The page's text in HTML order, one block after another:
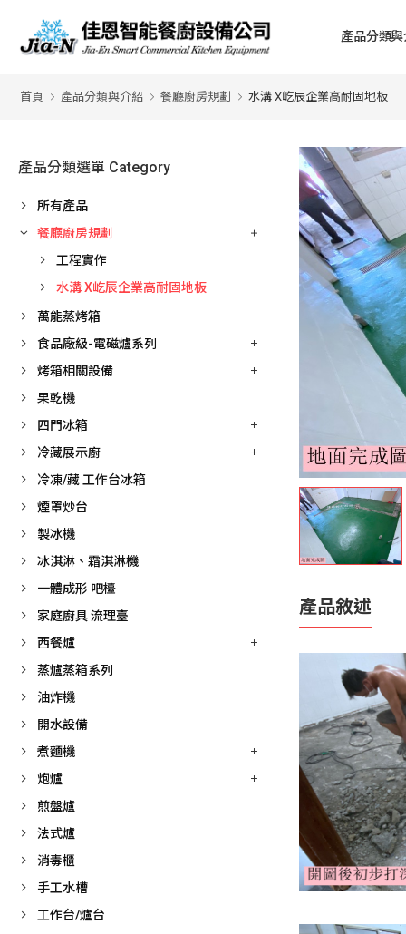
產品分類
首頁 產品分類與介紹 餐廳廚房規劃 水溝 X屹辰企業高耐固地板
產品分類選單 Category
所有產品
餐廳廚房規劃
工程實作
水溝 X屹辰企業高耐固地板
萬能蒸烤箱
食品廠級-電磁爐系列
烤箱相關設備
果乾機
四門冰箱
冷藏展示廚
冷凍/藏 工作台冰箱
煙罩炒台
製冰機
冰淇淋、霜淇淋機
一體成形 吧檯
家庭廚具 流理臺
西餐爐
蒸爐蒸箱系列
油炸機
開水設備
煮麵機
炮爐
煎盤爐
法式爐
消毒櫃
手工水槽
工作台/爐台
產品敘述